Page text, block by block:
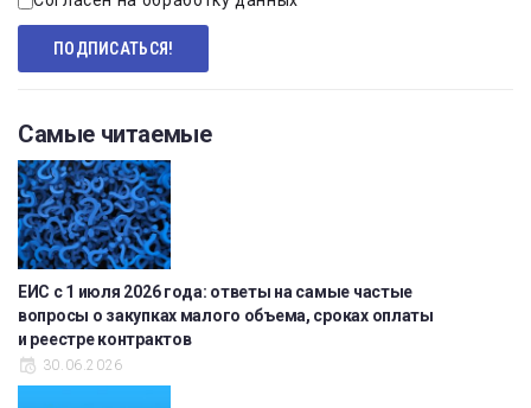
Самые читаемые
ЕИС с 1 июля 2026 года: ответы на самые частые
вопросы о закупках малого объема, сроках оплаты
и реестре контрактов
30.06.2026